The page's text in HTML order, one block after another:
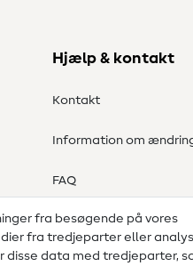
Hjælp & kontakt
Kontakt
Information om
FAQ
Fortrydelsesret
fra besøgende på vores
fra tredjeparter eller
data med tredjeparter,